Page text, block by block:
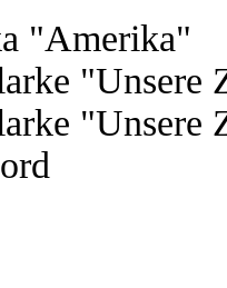
"Amerika"
"Unsere
"Unsere